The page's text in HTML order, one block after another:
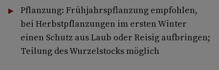
Pflanzung: Frühjahrspflanzung empfohlen,
bei Herbstpflanzungen im ersten Winter
einen Schutz aus Laub oder Reisig aufbringen;
Teilung des Wurzelstocks möglich